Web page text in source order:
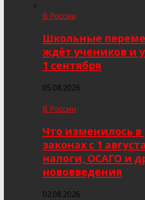
В России
Школьные
ждёт учеников и
1 сентября
05.08.2026
В России
Что изменилось в
законах с 1
налоги, ОСАГО и
нововведения
02.08.2026